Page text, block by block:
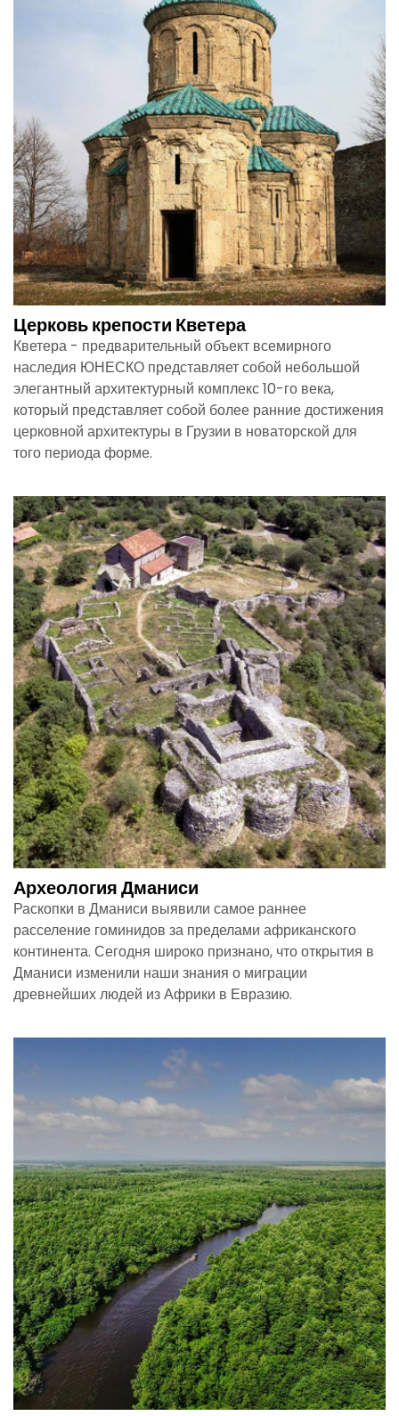
Церковь крепости Кветера
Кветера - предварительный объект всемирного
наследия ЮНЕСКО представляет собой небольшой
элегантный архитектурный комплекс 10-го века,
который представляет собой более ранние достижения
церковной архитектуры в Грузии в новаторской для
того периода форме.
Археология Дманиси
Раскопки в Дманиси выявили самое раннее
расселение гоминидов за пределами африканского
континента. Сегодня широко признано, что открытия в
Дманиси изменили наши знания о миграции
древнейших людей из Африки в Евразию.